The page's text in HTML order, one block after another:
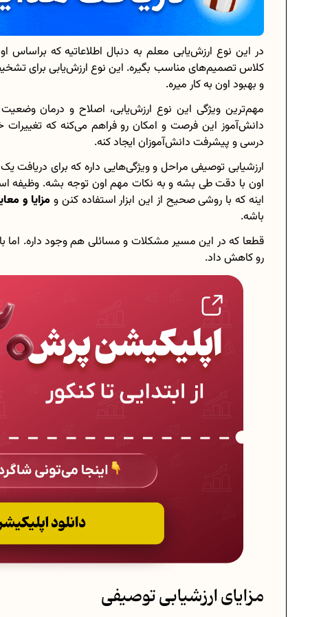
دانلود رایگان کتاب‌های دوازدهم...
اعداد صحیح، طبیعی و گویا چه اعدادی...
در اين نوع ارزش‌يابی معلم به دنبال اطلاعاتیه كه براساس
كلاس تصميم‌های مناسب بگيره. اين نوع ارزش‌يابی برای
و بهبود اون به كار میره.
مهم‌ترين ويژگی اين نوع ارزش‌يابی، اصلاح و درمان
دانش‌آموز اين فرصت و امکان رو فراهم می‌کنه که تغييرات
درسی و پیشرفت دانش‌آموزان ایجاد کنه.
ارزشیابی توصیفی مراحل و ویژگی‌هایی داره که برای دریافت
اون با دقت طی بشه و به نکات مهم اون توجه بشه. وظیفه
اینه که با روشی صحیح از این ابزار استفاده کنن ومزایا و
باشه.
قطعا که در این مسیر مشکلات و مسائلی هم وجود داره.
رو کاهش داد.
مزایای ارزشیابی توصیفی